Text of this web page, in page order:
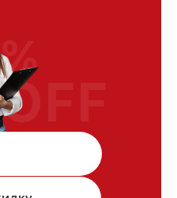
%
OFF